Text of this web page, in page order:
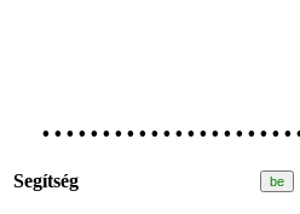
Segítség